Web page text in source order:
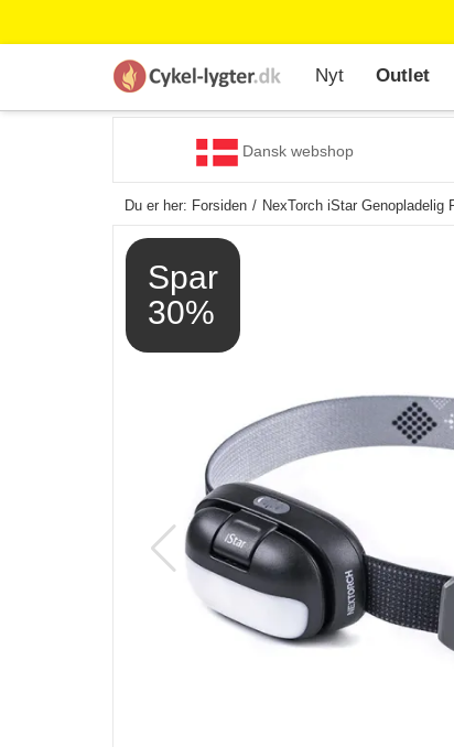
Nyt Outlet
Dansk webshop
Du er her: Forsiden NexTorch iStar Genopladelig
Spar
30%